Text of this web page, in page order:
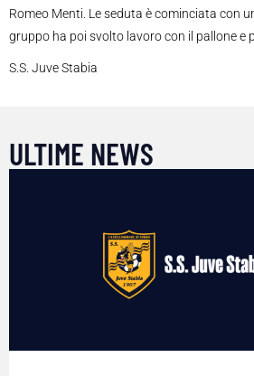
Romeo Menti. Le seduta è cominciata con
gruppo ha poi svolto lavoro con il pallone e
S.S. Juve Stabia
ULTIME NEWS